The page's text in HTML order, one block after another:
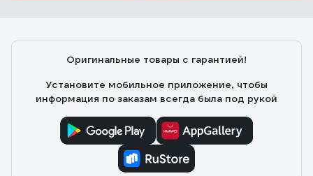
Оригинальные товары с гарантией!
Установите мобильное приложение, чтобы
информация по заказам всегда была под рукой